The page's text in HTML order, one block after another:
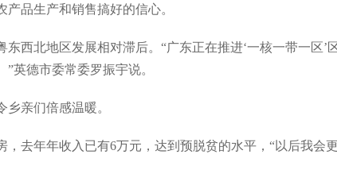
品生产和销售搞好的信心。
北地区发展相对滞后。“广东正在推进‘一核一带一区’
英德市委常委罗振宇说。
亲们倍感温暖。
年年收入已有6万元，达到预脱贫的水平，“以后我会更